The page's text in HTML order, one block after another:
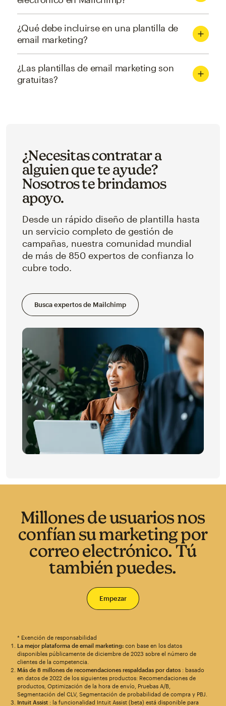
¿Qué debe incluirse en una plantilla de
email marketing?
¿Las plantillas de email marketing son
gratuitas?
¿Necesitas contratar a
alguien que te ayude?
Nosotros te brindamos
apoyo.
Desde un rápido diseño de plantilla hasta
un servicio completo de gestión de
campañas, nuestra comunidad mundial
de más de 850 expertos de confianza lo
cubre todo.
Busca expertos de Mailchimp
Millones de usuarios nos
confían su marketing por
correo electrónico. Tú
también puedes.
Empezar
* Exención de responsabilidad
La mejor plataforma de email marketing:con base en los datos
disponibles públicamente de diciembre de 2023 sobre el número de
clientes de la competencia.
Más de 8 millones de recomendaciones respaldadas por datos: basado
en datos de 2022 de los siguientes productos: Recomendaciones de
productos, Optimización de la hora de envío, Pruebas A/B,
Segmentación del CLV, Segmentación de probabilidad de compra y PBJ.
Intuit Assist: la funcionalidad Intuit Assist (beta) está disponible para